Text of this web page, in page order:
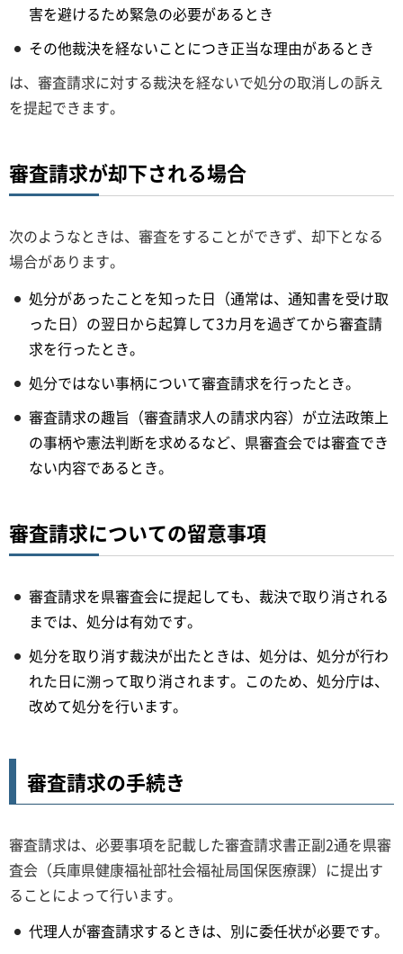
害を避けるため緊急の必要があるとき
その他裁決を経ないことにつき正当な理由があるとき
は、審査請求に対する裁決を経ないで処分の取消しの訴え
を提起できます。
審査請求が却下される場合
次のようなときは、審査をすることができず、却下となる
場合があります。
処分があったことを知った日（通常は、通知書を受け取
った日）の翌日から起算して3カ月を過ぎてから審査請
求を行ったとき。
処分ではない事柄について審査請求を行ったとき。
審査請求の趣旨（審査請求人の請求内容）が立法政策上
の事柄や憲法判断を求めるなど、県審査会では審査でき
ない内容であるとき。
審査請求についての留意事項
審査請求を県審査会に提起しても、裁決で取り消される
までは、処分は有効です。
処分を取り消す裁決が出たときは、処分は、処分が行わ
れた日に溯って取り消されます。このため、処分庁は、
改めて処分を行います。
審査請求の手続き
審査請求は、必要事項を記載した審査請求書正副2通を県審
査会（兵庫県健康福祉部社会福祉局国保医療課）に提出す
ることによって行います。
代理人が審査請求するときは、別に委任状が必要です。